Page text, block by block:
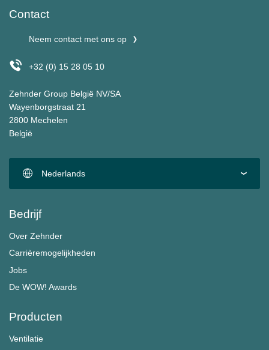
Contact
Neem contact met ons op
+32 (0) 15 28 05 10
Zehnder Group België NV/SA
Wayenborgstraat 21
2800 Mechelen
België
Nederlands
Bedrijf
Over Zehnder
Carrièremogelijkheden
Jobs
De WOW! Awards
Producten
Ventilatie